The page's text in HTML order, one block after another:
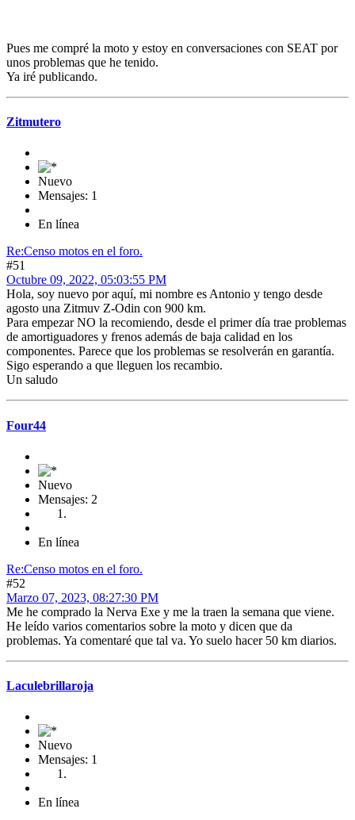
Pues me compré la moto y estoy en conversaciones con SEAT por
unos problemas que he tenido.
Ya iré publicando.
Zitmutero
Nuevo
Mensajes: 1
En línea
Re:Censo motos en el foro.
#51
Octubre 09, 2022, 05:03:55 PM
Hola, soy nuevo por aquí, mi nombre es Antonio y tengo desde
agosto una Zitmuv Z-Odin con 900 km.
Para empezar NO la recomiendo, desde el primer día trae problemas
de amortiguadores y frenos además de baja calidad en los
componentes. Parece que los problemas se resolverán en garantía.
Sigo esperando a que lleguen los recambio.
Un saludo
Four44
Nuevo
Mensajes: 2
En línea
Re:Censo motos en el foro.
#52
Marzo 07, 2023, 08:27:30 PM
Me he comprado la Nerva Exe y me la traen la semana que viene.
He leído varios comentarios sobre la moto y dicen que da
problemas. Ya comentaré que tal va. Yo suelo hacer 50 km diarios.
Laculebrillaroja
Nuevo
Mensajes: 1
En línea